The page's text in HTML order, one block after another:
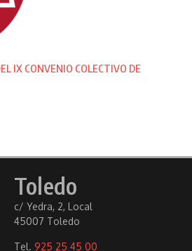
IX CONVENIO COLECTIVO DE
Toledo
c/ Yedra, 2, Local
45007 Toledo
Tel. 925 25 45 00